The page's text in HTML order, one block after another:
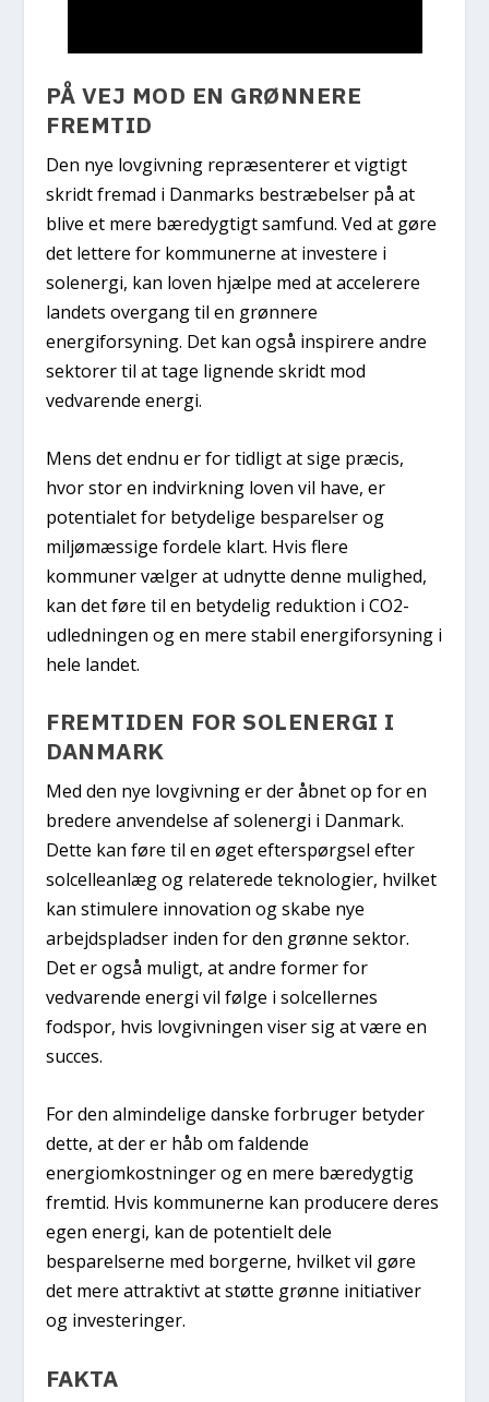
PÅ VEJ MOD EN GRØNNERE
FREMTID
Den nye lovgivning repræsenterer et vigtigt
skridt fremad i Danmarks bestræbelser på at
blive et mere bæredygtigt samfund. Ved at gøre
det lettere for kommunerne at investere i
solenergi, kan loven hjælpe med at accelerere
landets overgang til en grønnere
energiforsyning. Det kan også inspirere andre
sektorer til at tage lignende skridt mod
vedvarende energi.
Mens det endnu er for tidligt at sige præcis,
hvor stor en indvirkning loven vil have, er
potentialet for betydelige besparelser og
miljømæssige fordele klart. Hvis flere
kommuner vælger at udnytte denne mulighed,
kan det føre til en betydelig reduktion i CO2-
udledningen og en mere stabil energiforsyning i
hele landet.
FREMTIDEN FOR SOLENERGI I
DANMARK
Med den nye lovgivning er der åbnet op for en
bredere anvendelse af solenergi i Danmark.
Dette kan føre til en øget efterspørgsel efter
solcelleanlæg og relaterede teknologier, hvilket
kan stimulere innovation og skabe nye
arbejdspladser inden for den grønne sektor.
Det er også muligt, at andre former for
vedvarende energi vil følge i solcellernes
fodspor, hvis lovgivningen viser sig at være en
succes.
For den almindelige danske forbruger betyder
dette, at der er håb om faldende
energiomkostninger og en mere bæredygtig
fremtid. Hvis kommunerne kan producere deres
egen energi, kan de potentielt dele
besparelserne med borgerne, hvilket vil gøre
det mere attraktivt at støtte grønne initiativer
og investeringer.
FAKTA